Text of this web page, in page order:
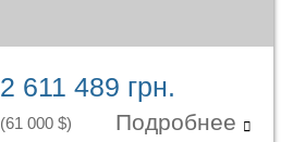
2 611 489 грн.
(61 000 $) Подробнее